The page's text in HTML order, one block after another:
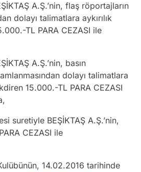
A.Ş.’nin, flaş röportajların
dolayı talimatlara aykırılık
TL PARA CEZASI ile
A.Ş.’nin, basın
dolayı talimatlara
15.000.-TL PARA CEZASI
suretiyle BEŞİKTAŞ A.Ş.’nin,
CEZASI ile
14.02.2016 tarihinde